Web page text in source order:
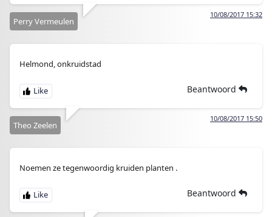
10/08/2017 15:32
Perry Vermeulen
Helmond, onkruidstad
Beantwoord
10/08/2017 15:50
Theo Zeelen
Noemen ze tegenwoordig kruiden planten .
Beantwoord